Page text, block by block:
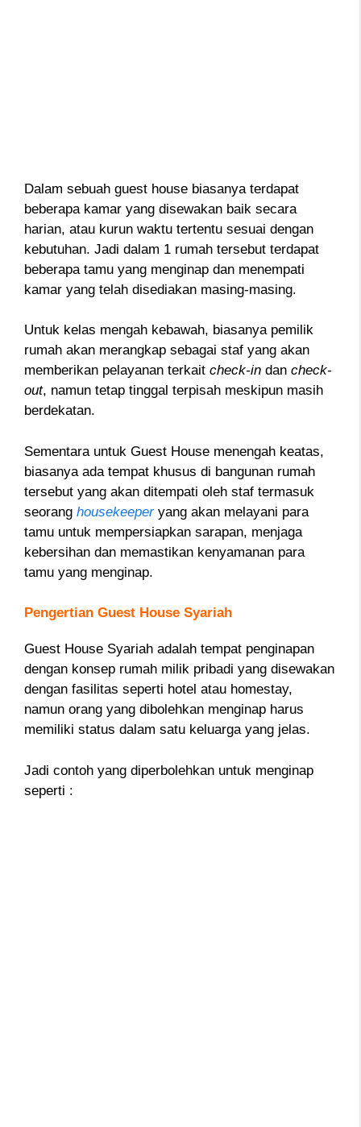
Dalam sebuah guest house biasanya terdapat
beberapa kamar yang disewakan baik secara
harian, atau kurun waktu tertentu sesuai dengan
kebutuhan. Jadi dalam 1 rumah tersebut terdapat
beberapa tamu yang menginap dan menempati
kamar yang telah disediakan masing-masing.
Untuk kelas mengah kebawah, biasanya pemilik
rumah akan merangkap sebagai staf yang akan
memberikan pelayanan terkait check-in dan check-
out, namun tetap tinggal terpisah meskipun masih
berdekatan.
Sementara untuk Guest House menengah keatas,
biasanya ada tempat khusus di bangunan rumah
tersebut yang akan ditempati oleh staf termasuk
seorang housekeeperyang akan melayani para
tamu untuk mempersiapkan sarapan, menjaga
kebersihan dan memastikan kenyamanan para
tamu yang menginap.
Pengertian Guest House Syariah
Guest House Syariah adalah tempat penginapan
dengan konsep rumah milik pribadi yang disewakan
dengan fasilitas seperti hotel atau homestay,
namun orang yang dibolehkan menginap harus
memiliki status dalam satu keluarga yang jelas.
Jadi contoh yang diperbolehkan untuk menginap
seperti :